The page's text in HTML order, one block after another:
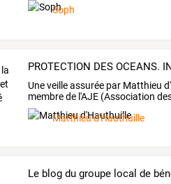
Soph
Uneveilleassurée par Matthieu
membrede l'AJE (Association
de
Matthieu d'Hauthuille